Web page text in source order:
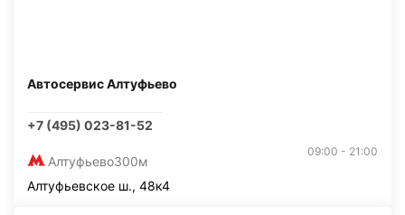
Автосервис Алтуфьево
+7 (495) 023-81-52
Алтуфьево300м
09:00 - 21:00
Алтуфьевское ш., 48к4